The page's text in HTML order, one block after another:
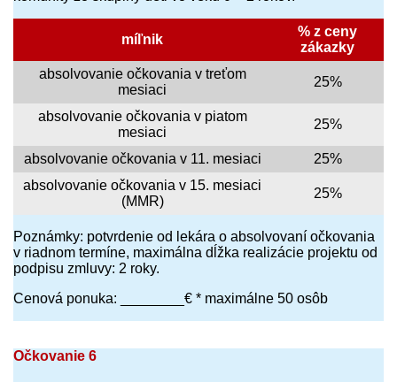
míľnik
% z ceny
zákazky
absolvovanie očkovania v treťom
mesiaci
25%
absolvovanie očkovania v piatom
mesiaci
25%
absolvovanie očkovania v 11. mesiaci
25%
absolvovanie očkovania v 15. mesiaci
(MMR)
25%
Poznámky: potvrdenie od lekára o absolvovaní očkovania
v riadnom termíne, maximálna dĺžka realizácie projektu od
podpisu zmluvy: 2 roky.
Cenová ponuka: ________€ * maximálne 50 osôb
Očkovanie 6